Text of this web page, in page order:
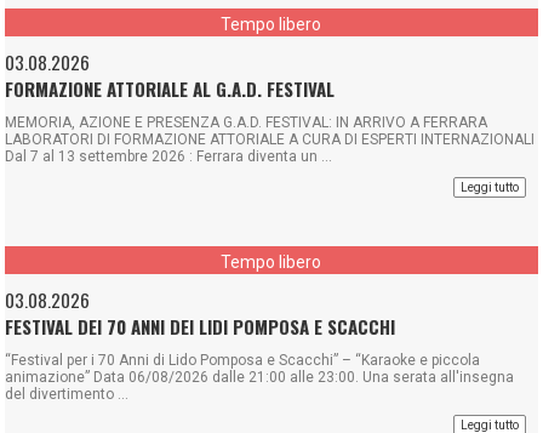
Sport, Aeronautica Militare, apertura alla città e solidarietà si
incontreranno domenica 6 settembre 2026 nella ...
Tempo libero
03.08.2026
FORMAZIONE ATTORIALE AL G.A.D. FESTIVAL
MEMORIA, AZIONE E PRESENZA G.A.D. FESTIVAL: IN ARRIVO A FERRARA
LABORATORI DI FORMAZIONE ATTORIALE A CURA DI ESPERTI INTERNAZIONALI
Dal 7 al 13 settembre 2026 : Ferrara diventa un ...
Leggi tutto
Tempo libero
03.08.2026
FESTIVAL DEI 70 ANNI DEI LIDI POMPOSA E SCACCHI
“Festival per i 70 Anni di Lido Pomposa e Scacchi” – “Karaoke e piccola
animazione” Data 06/08/2026 dalle 21:00 alle 23:00. Una serata all'insegna
del divertimento ...
Leggi tutto